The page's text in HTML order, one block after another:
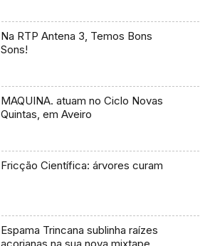
Na RTP Antena 3, Temos Bons
Sons!
MAQUINA. atuam no Ciclo Novas
Quintas, em Aveiro
Fricção Científica: árvores curam
Espama Trincana sublinha raízes